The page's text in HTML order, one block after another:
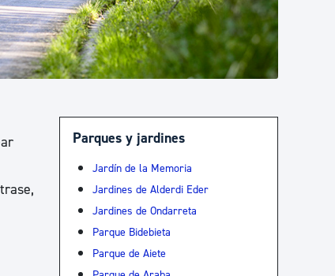
Ayuda a la tramitación
Parques y jardines
Jardín de la Memoria
Jardines de Alderdi Eder
Jardines de Ondarreta
Parque Bidebieta
Parque de Aiete